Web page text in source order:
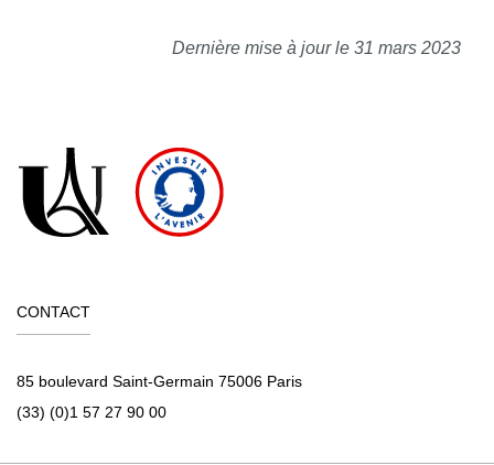
Dernière mise à jour le 31 mars 2023
CONTACT
85 boulevard Saint-Germain 75006 Paris
(33) (0)1 57 27 90 00